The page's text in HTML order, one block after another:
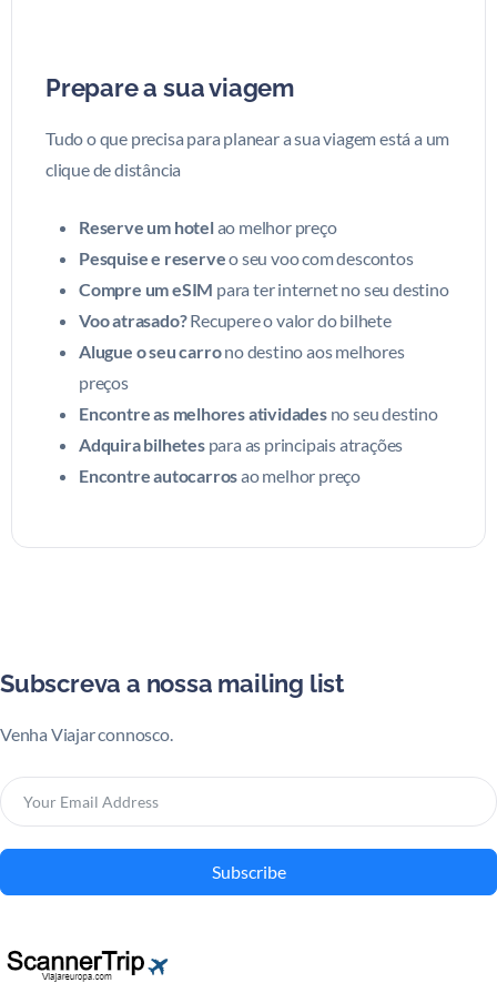
Prepare a sua viagem
Tudo o que precisa para planear a sua viagem está a um
clique de distância
Reserve um hotelao melhor preço
Pesquise e reserveo seu voo com descontos
Compre um eSIM para ter internet no seu destino
Voo atrasado?Recupere o valor do bilhete
Alugue o seu carrono destino aos melhores
preços
Encontre as melhores atividadesno seu destino
Adquira bilhetespara as principais atrações
Encontre autocarrosao melhor preço
Subscreva a nossa mailing list
Venha Viajar connosco.
Subscribe